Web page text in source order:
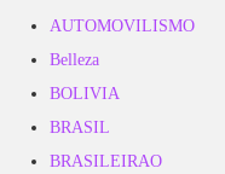
AUTOMOVILISMO
Belleza
BOLIVIA
BRASIL
BRASILEIRAO